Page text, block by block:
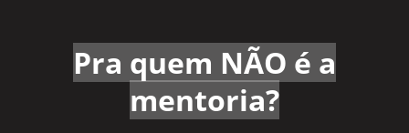
Pra quem NÃO é a
mentoria?